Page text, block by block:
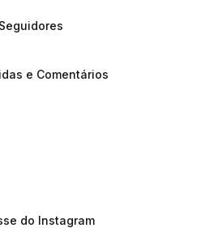
e Comentários
do Instagram